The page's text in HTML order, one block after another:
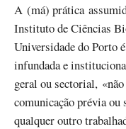
A (má) prática
Instituto de Ciências
Universidade do Porto
infundada e
geral ou sectorial,
comunicação prévia
qualquer outro